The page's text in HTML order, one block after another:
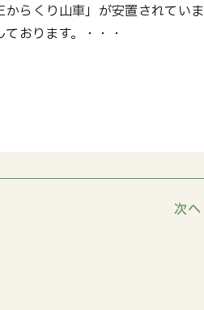
らくり山車」が安置されていま
おります。・・・
次へ